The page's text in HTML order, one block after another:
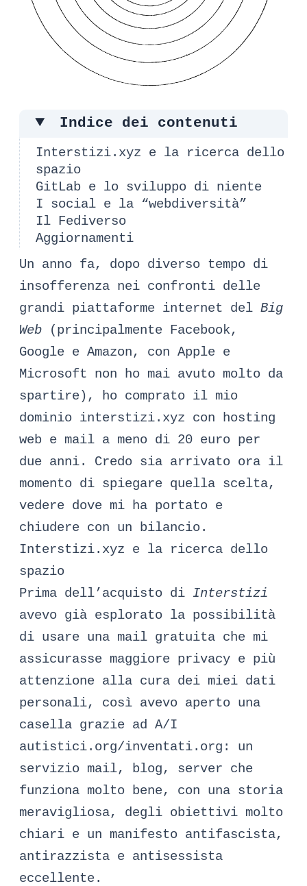
Indice dei contenuti
Interstizi.xyz e la ricerca dello
spazio
GitLab e lo sviluppo di niente
I social e la “webdiversità”
Il Fediverso
Aggiornamenti
Un anno fa, dopo diverso tempo di
insofferenza nei confronti delle
grandi piattaforme internet del Big
Web (principalmente Facebook,
Google e Amazon, con Apple e
Microsoft non ho mai avuto molto da
spartire), ho comprato il mio
dominio interstizi.xyz con hosting
web e mail a meno di 20 euro per
due anni. Credo sia arrivato ora il
momento di spiegare quella scelta,
vedere dove mi ha portato e
chiudere con un bilancio.
Interstizi.xyz e la ricerca dello
spazio
Prima dell’acquisto di Interstizi
avevo già esplorato la possibilità
di usare una mail gratuita che mi
assicurasse maggiore privacy e più
attenzione alla cura dei miei dati
personali, così avevo aperto una
casella grazie ad A/I
autistici.org/inventati.org: un
servizio mail, blog, server che
funziona molto bene, con una storia
meravigliosa, degli obiettivi molto
chiari e un manifesto antifascista,
antirazzista e antisessista
eccellente.